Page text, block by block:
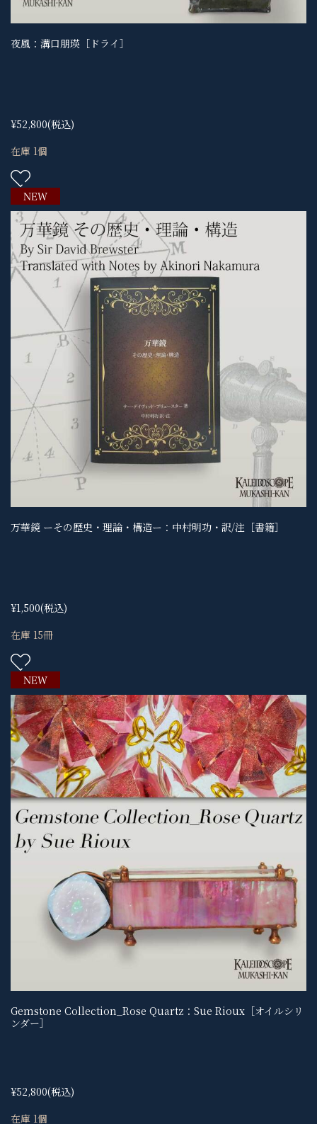
夜風：溝口朋瑛［ドライ］
¥52,800(税込)
在庫 1個
万華鏡 ーその歴史・理論・構造ー：中村明功・訳/注［書籍］
¥1,500(税込)
在庫 15冊
Gemstone Collection_Rose Quartz：Sue Rioux［オイルシリ
ンダー］
¥52,800(税込)
在庫 1個